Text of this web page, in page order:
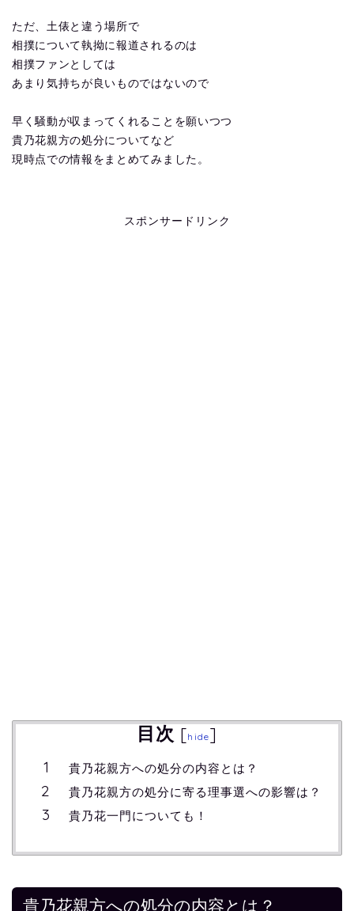
ただ、土俵と違う場所で
相撲について執拗に報道されるのは
相撲ファンとしては
あまり気持ちが良いものではないので
早く騒動が収まってくれることを願いつつ
貴乃花親方の処分についてなど
現時点での情報をまとめてみました。
スポンサードリンク
目次 [hide]
貴乃花親方への処分の内容とは？
貴乃花親方の処分に寄る理事選への影響は？
貴乃花一門についても！
貴乃花親方への処分の内容とは？